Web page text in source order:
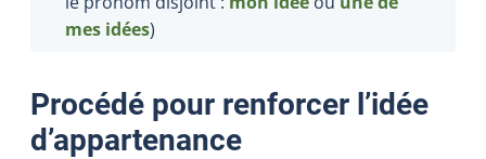
mes idées)
Procédé pour renforcer l’idée
d’appartenance